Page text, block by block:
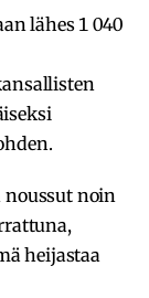
lähes 1 040
noussut noin
heijastaa